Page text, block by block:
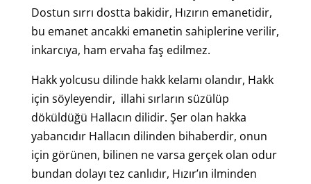
Dostun sırrı dostta bakidir, Hızırın emanetidir,
bu emanet ancakki emanetin sahiplerine verilir,
inkarcıya, ham ervaha faş edilmez.
Hakk yolcusu dilinde hakk kelamı olandır, Hakk
için söyleyendir, illahi sırların süzülüp
döküldüğü Hallacın dilidir. Şer olan hakka
yabancıdır Hallacın dilinden bihaberdir, onun
için görünen, bilinen ne varsa gerçek olan odur
bundan dolayı tez canlıdır, Hızır’ın ilminden